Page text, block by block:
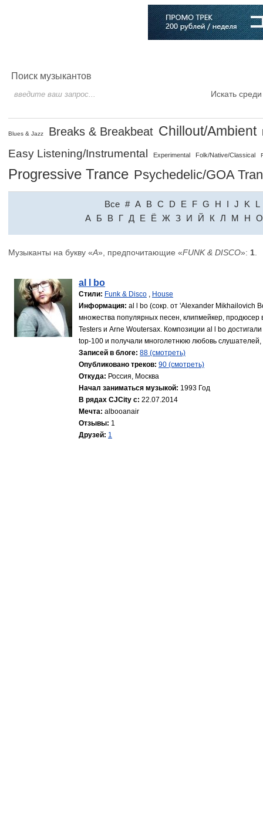
Поиск музыкантов
Искать
Blues & Jazz Breaks & Breakbeat Chillout/Ambient
Easy Listening/Instrumental Experimental Folk/Native/Classical
Progressive Trance Psychedelic/GOA
Все # A B C D E F G H I J K
L
A Б В Г Д Е Ё Ж З И Й К Л М Н О
Музыканты на букву «A», предпочитающие «FUNK & DISCO»: 1
al l bo
Стили: Funk & Disco , House
Информация: al l bo (сокр. от 'Alexander Mikhailovich
множества популярных песен, клипмейкер, продюсер
Testers и Arne Woutersax. Композиции al l bo
top-100 и получали многолетнюю любовь слушателей,
Записей в блоге: 88 (смотреть)
Опубликовано треков: 90 (смотреть)
Откуда: Россия, Москва
Начал заниматься музыкой: 1993 Год
В рядах CJCity с: 22.07.2014
Мечта: albooanair
Отзывы: 1
Друзей: 1